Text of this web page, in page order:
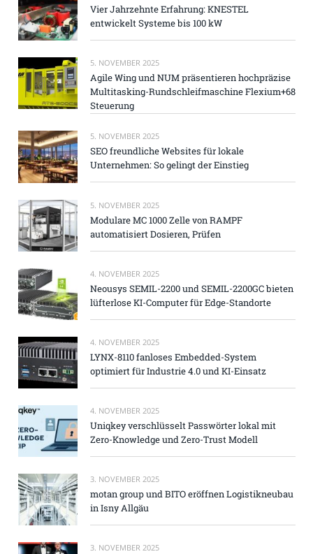
Vier Jahrzehnte Erfahrung: KNESTEL
entwickelt Systeme bis 100 kW
5. NOVEMBER 2025
Agile Wing und NUM präsentieren hochpräzise
Multitasking-Rundschleifmaschine Flexium+68
Steuerung
5. NOVEMBER 2025
SEO freundliche Websites für lokale
Unternehmen: So gelingt der Einstieg
5. NOVEMBER 2025
Modulare MC 1000 Zelle von RAMPF
automatisiert Dosieren, Prüfen
4. NOVEMBER 2025
Neousys SEMIL-2200 und SEMIL-2200GC bieten
lüfterlose KI-Computer für Edge-Standorte
4. NOVEMBER 2025
LYNX-8110 fanloses Embedded-System
optimiert für Industrie 4.0 und KI-Einsatz
4. NOVEMBER 2025
Uniqkey verschlüsselt Passwörter lokal mit
Zero-Knowledge und Zero-Trust Modell
3. NOVEMBER 2025
motan group und BITO eröffnen Logistikneubau
in Isny Allgäu
3. NOVEMBER 2025